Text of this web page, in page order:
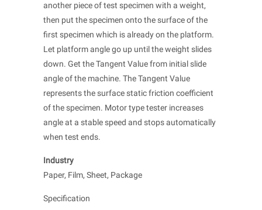
another piece of test specimen with a weight,
then put the specimen onto the surface of the
first specimen which is already on the platform.
Let platform angle go up until the weight slides
down. Get the Tangent Value from initial slide
angle of the machine. The Tangent Value
represents the surface static friction coefficient
of the specimen. Motor type tester increases
angle at a stable speed and stops automatically
when test ends.
Industry
Paper, Film, Sheet, Package
Specification